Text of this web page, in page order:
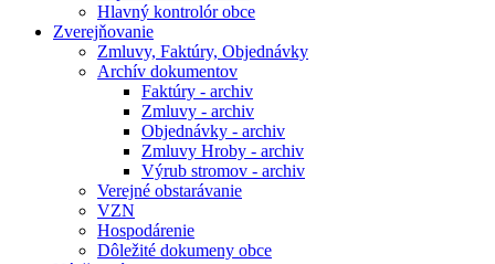
Hlavný kontrolór obce
Zverejňovanie
Zmluvy, Faktúry, Objednávky
Archív dokumentov
Faktúry - archiv
Zmluvy - archiv
Objednávky - archiv
Zmluvy Hroby - archiv
Výrub stromov - archiv
Verejné obstarávanie
VZN
Hospodárenie
Dôležité dokumeny obce